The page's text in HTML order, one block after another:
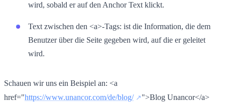
wird, sobald er auf den Anchor Text klickt.
Text zwischen den <a>-Tags: ist die Information, die dem
Benutzer über die Seite gegeben wird, auf die er geleitet
wird.
Schauen wir uns ein Beispiel an: <a
href="https://www.unancor.com/de/blog/ ">Blog Unancor</a>